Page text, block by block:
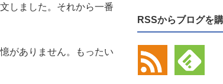
しました。それから一番
がありません。もったい
RSSからブログを